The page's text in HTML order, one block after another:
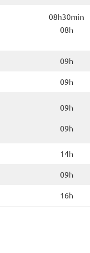
08h30min
08h
09h
09h
09h
09h
14h
09h
16h